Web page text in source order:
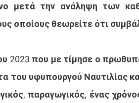
μετά την ανάληψη των
οποίους θεωρείτε ότι
2023 που με τίμησε ο
του υφυπουργού Ναυτιλίας
παραγωγικός, ένας